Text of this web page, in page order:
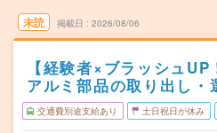
未読 掲載日 2026/08/06
【経験者×ブラッシュ
アルミ部品の取り出し・
交通費別途支給あり 土日祝日が休み